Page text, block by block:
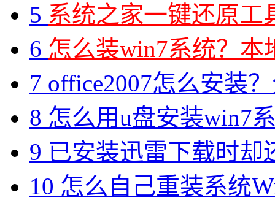
5 系统之家一键还原工
6 怎么装win7系统？本
7 office2007怎么安装
8 怎么用u盘安装win7
9 已安装迅雷下载时却
10 怎么自己重装系统